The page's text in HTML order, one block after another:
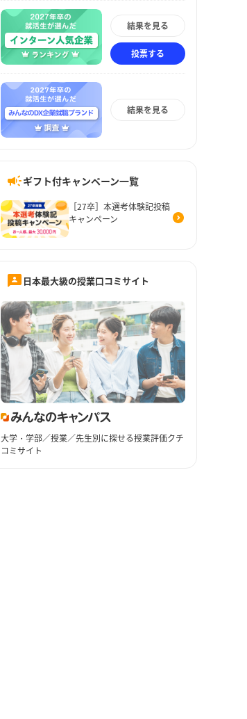
結果を見る
投票する
結果を見る
ギフト付キャンペーン一覧
［27卒］本選考体験記投稿
キャンペーン
日本最大級の授業口コミサイト
大学・学部／授業／先生別に探せる授業評価クチ
コミサイト